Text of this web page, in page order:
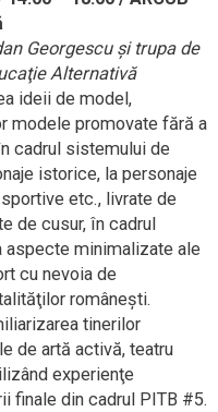
Georgescu şi trupa de
Alternativă
ideii de model,
modele promovate fără a
cadrul sistemului de
istorice, la personaje
etc., livrate de
de cusur, în cadrul
aspecte minimalizate ale
cu nevoia de
româneşti.
tinerilor
de artă activă, teatru
experienţe
finale din cadrul PITB #5.